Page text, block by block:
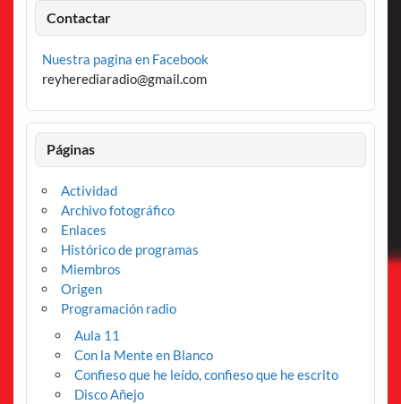
Contactar
Nuestra pagina en Facebook
reyherediaradio@gmail.com
Páginas
Actividad
Archivo fotográfico
Enlaces
Histórico de programas
Miembros
Origen
Programación radio
Aula 11
Con la Mente en Blanco
Confieso que he leído, confieso que he escrito
Disco Añejo